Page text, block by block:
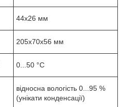
44х26 мм
205х70х56 мм
0...50 °С
відносна вологість 0...95 %
(унікати конденсації)